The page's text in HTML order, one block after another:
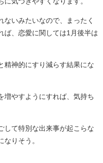
ないみたいなので、まったく
ば、恋愛に関しては1月後半は
精神的にすり減らす結果にな
増やすようにすれば、気持ち
して特別な出来事が起こらな
なりそう。